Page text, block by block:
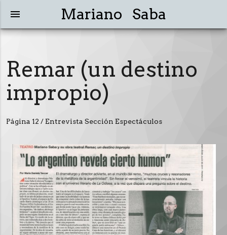
Mariano Saba
menu
Remar (un destino
impropio)
Página 12 / Entrevista Sección Espectáculos